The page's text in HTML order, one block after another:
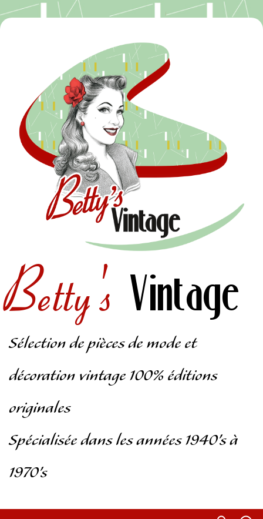
Betty's Vintage
Sélection de pièces de mode et
décoration vintage 100% éditions
originales
Spécialisée dans les années 1940’s à
1970’s